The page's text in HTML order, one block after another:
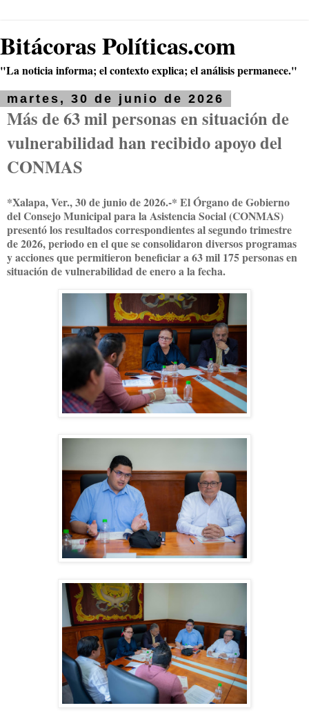
Bitácoras Políticas.com
"La noticia informa; el contexto explica; el análisis permanece."
martes, 30 de junio de 2026
Más de 63 mil personas en situación de
vulnerabilidad han recibido apoyo del
CONMAS
*Xalapa, Ver., 30 de junio de 2026.-* El Órgano de Gobierno
del Consejo Municipal para la Asistencia Social (CONMAS)
presentó los resultados correspondientes al segundo trimestre
de 2026, periodo en el que se consolidaron diversos programas
y acciones que permitieron beneficiar a 63 mil 175 personas en
situación de vulnerabilidad de enero a la fecha.